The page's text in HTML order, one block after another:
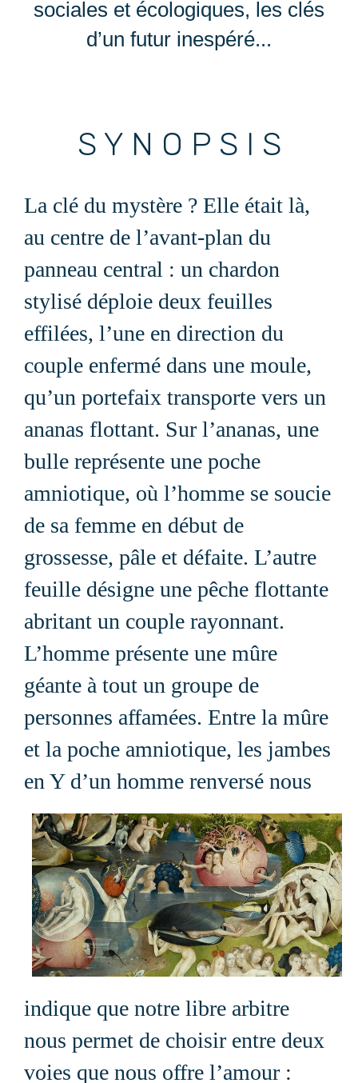
sociales et écologiques, les clés
d’un futur inespéré...
S Y N O P S I S
La clé du mystère ? Elle était là,
au centre de l’avant-plan du
panneau central : un chardon
stylisé déploie deux feuilles
effilées, l’une en direction du
couple enfermé dans une moule,
qu’un portefaix transporte vers un
ananas flottant. Sur l’ananas, une
bulle représente une poche
amniotique, où l’homme se soucie
de sa femme en début de
grossesse, pâle et défaite. L’autre
feuille désigne une pêche flottante
abritant un couple rayonnant.
L’homme présente une mûre
géante à tout un groupe de
personnes affamées. Entre la mûre
et la poche amniotique, les jambes
en Y d’un homme renversé nous
indique que notre libre arbitre
nous permet de choisir entre deux
voies que nous offre l’amour :